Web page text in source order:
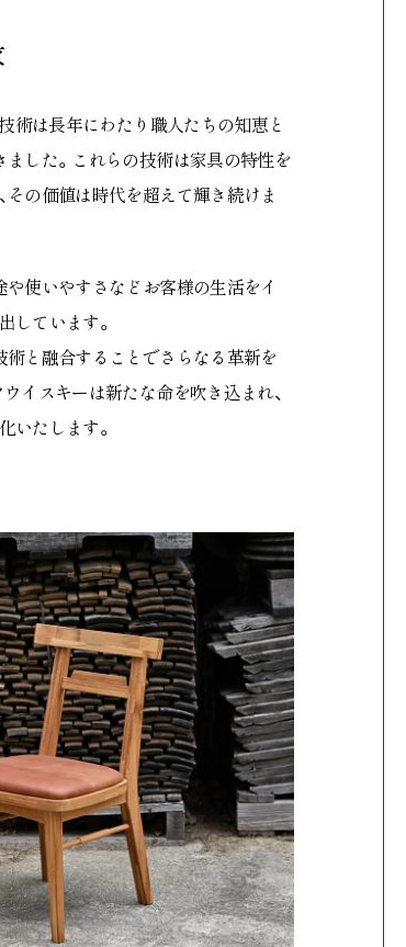
術は長年にわたり職人たちの知恵と
した。これらの技術は家具の特性を
の価値は時代を超えて輝き続けま
使いやすさなどお客様の生活をイ
しています。
と融合することでさらなる革新を
イスキーは新たな命を吹き込まれ、
いたします。